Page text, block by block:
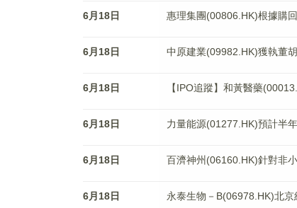
6月18日 惠理集團(00806.HK)根據購
6月18日 中原建業(09982.HK)獲執董
6月18日 【IPO追蹤】和黃醫藥
6月18日 力量能源(01277.HK)預計半
6月18日 百濟神州(06160.HK)針對非
6月18日 永泰生物－B(06978.HK)北